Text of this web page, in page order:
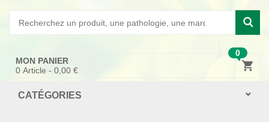
0
MON PANIER
0 Article - 0,00 €
CATÉGORIES